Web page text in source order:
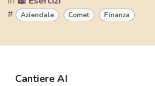
#
Aziendale Comet Finanza
Cantiere AI